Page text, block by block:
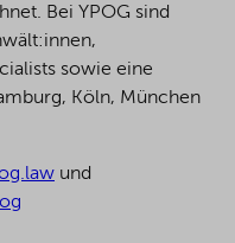
Bei YPOG sind
sowie eine
Köln, München
und